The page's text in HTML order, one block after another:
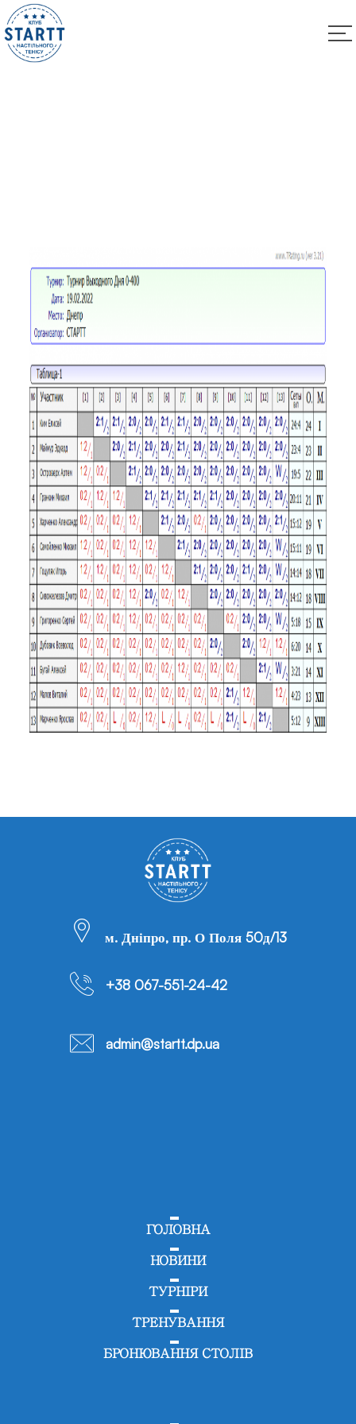
м. Дніпро, пр. О Поля 50д/13
+38 067-551-24-42
admin@startt.dp.ua
ГОЛОВНА
НОВИНИ
ТУРНІРИ
ТРЕНУВАННЯ
БРОНЮВАННЯ СТОЛІВ